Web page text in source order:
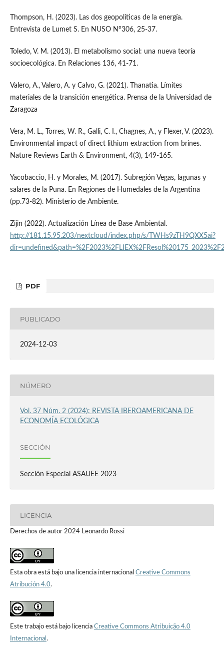
Thompson, H. (2023). Las dos geopolíticas de la energía.
Entrevista de Lumet S. En NUSO N°306, 25-37.
Toledo, V. M. (2013). El metabolismo social: una nueva teoría
socioecológica. En Relaciones 136, 41-71.
Valero, A., Valero, A. y Calvo, G. (2021). Thanatia. Límites
materiales de la transición energética. Prensa de la Universidad de
Zaragoza
Vera, M. L., Torres, W. R., Galli, C. I., Chagnes, A., y Flexer, V. (2023).
Environmental impact of direct lithium extraction from brines.
Nature Reviews Earth & Environment, 4(3), 149-165.
Yacobaccio, H. y Morales, M. (2017). Subregión Vegas, lagunas y
salares de la Puna. En Regiones de Humedales de la Argentina
(pp.73-82). Ministerio de Ambiente.
Zijin (2022). Actualización Línea de Base Ambiental.
http://181.15.95.203/nextcloud/index.php/s/TWHs9zTH9QXX5ai?
PDF
PUBLICADO
2024-12-03
NÚMERO
Vol. 37 Núm. 2 (2024): REVISTA IBEROAMERICANA DE
ECONOMÍA ECOLÓGICA
SECCIÓN
Sección Especial ASAUEE 2023
LICENCIA
Derechos de autor 2024 Leonardo Rossi
Esta obra está bajo una licencia internacional Creative Commons
Atribución 4.0.
Este trabajo está bajo licencia Creative Commons Atribuição 4.0
Internacional .